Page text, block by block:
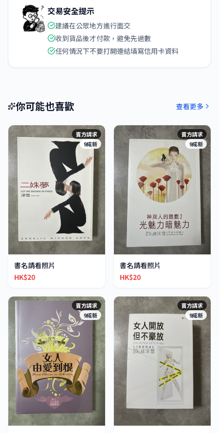
交易安全提示
建議在公眾地方進行面交
收到貨品後才付款，避免先過數
任何情況下不要打開連結填寫信用卡資料
你可能也喜歡 查看更多
賣方請求
9成新
書名請看照片
HK$20
賣方請求
9成新
書名請看照片
HK$20
賣方請求
9成新
賣方請求
9成新